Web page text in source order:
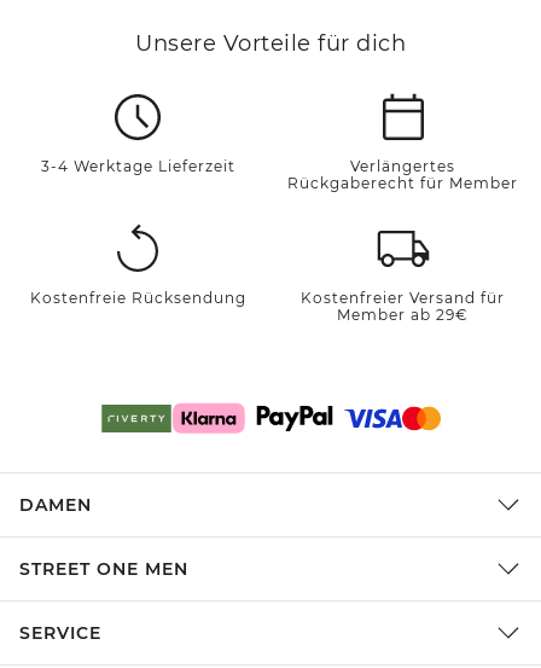
Unsere Vorteile für dich
3-4 Werktage Lieferzeit
Verlängertes
Rückgaberecht für Member
Kostenfreie Rücksendung
Kostenfreier Versand für
Member ab 29€
DAMEN
STREET ONE MEN
SERVICE